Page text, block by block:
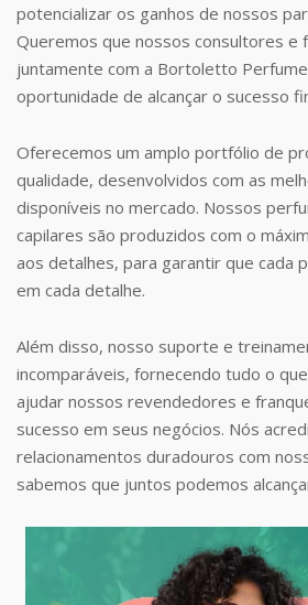
potencializar os ganhos de nossos
Queremos que nossos consultores e
juntamente com a Bortoletto
oportunidade de alcançar o sucesso
Oferecemos um amplo portfólio de
qualidade, desenvolvidos com as
disponíveis no mercado. Nossos
capilares são produzidos com o
aos detalhes, para garantir que cada
em cada detalhe.
Além disso, nosso suporte e
incomparáveis, fornecendo tudo o
ajudar nossos revendedores e
sucesso em seus negócios. Nós
relacionamentos duradouros com
sabemos que juntos podemos